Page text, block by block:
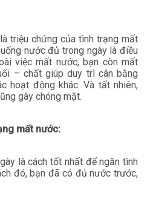
triệu chứng của tình trạng mất
nước đủ trong ngày là điều
việc mất nước, bạn còn mất
– chất giúp duy trì cân bằng
hoạt động khác. Và tất nhiên,
gây chóng mặt.
mất nước:
là cách tốt nhất để ngăn tình
đó, bạn đã có đủ nước trước,